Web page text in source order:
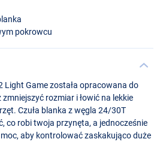
pokrowcu
Light Game została opracowana do
rozmiar i łowić na lekkie
Czuła blanka z węgla 24/30T
co robi twoja przynęta, a jednocześnie
aby kontrolować zaskakująco duże